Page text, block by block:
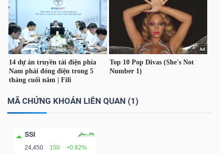
MÃ CHỨNG KHOÁN LIÊN QUAN (1)
SSI
24,450 150 +0.62%
TÀI
CHÍNH
CÁ
NHÂN
VIETSTOCKFINANCE